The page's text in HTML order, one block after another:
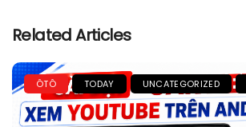
Related Articles
ÔTÔ TODAY UNCATEGORIZED